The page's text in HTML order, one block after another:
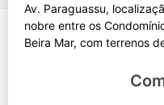
Av. Paraguassu,
nobre entre os